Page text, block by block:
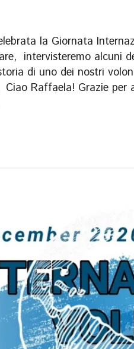
la Giornata
intervisteremo alcuni
di uno dei nostri
Raffaela! Grazie